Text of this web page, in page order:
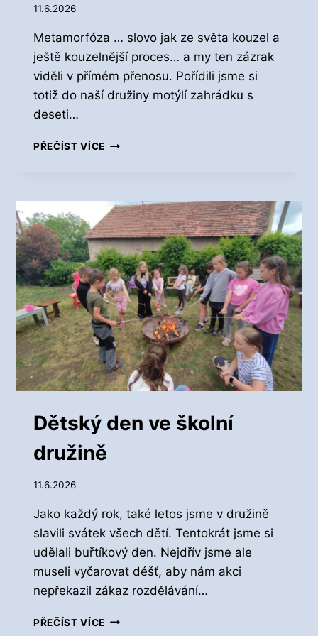
D
N
I
N
Y
11.6.2026
Metamorfóza … slovo jak ze světa kouzel a
ještě kouzelnější proces… a my ten zázrak
viděli v přímém přenosu. Pořídili jsme si
totiž do naší družiny motýlí zahrádku s
deseti…
PŘEČÍST VÍCE
A
K
P
Ř
Í
R
O
D
Y
V
E
Š
K
N
D
I
N
Dětský den ve školní
družině
11.6.2026
Jako každý rok, také letos jsme v družině
slavili svátek všech dětí. Tentokrát jsme si
udělali buřtíkový den. Nejdřív jsme ale
museli vyčarovat déšť, aby nám akci
nepřekazil zákaz rozdělávání…
PŘEČÍST VÍCE D